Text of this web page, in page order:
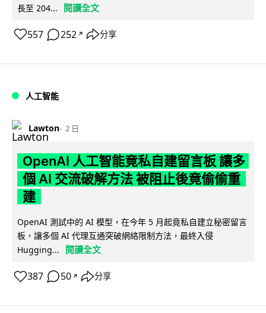
長至 204...
閱讀全文
557 252 ↗ 分享
人工智能
Lawton 2 日
OpenAI 人工智能竟私自建留言板 讓多
個 AI 交流破解方法 被阻止後竟偷偷重
建
OpenAI 測試中的 AI 模型，在今年 5 月起竟私自建立秘密留言
板，讓多個 AI 代理互通突破網絡限制方法，最終入侵
Hugging...
閱讀全文
387 50 ↗ 分享